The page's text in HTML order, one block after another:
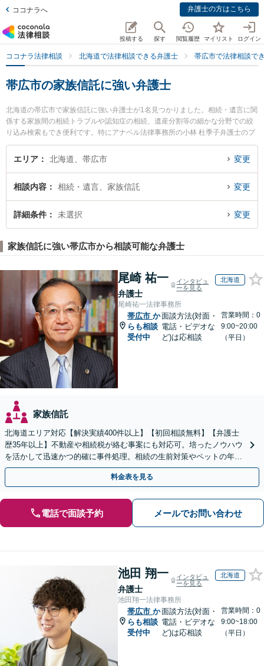
ココナラへ 弁護士の方はこちら
投稿する 探す 閲覧履歴 マイリスト ログイン
ココナラ法律相談 北海道で法律相談できる弁護士 帯広市で法律相談で
帯広市の家族信託に強い弁護士
北海道の帯広市で家族信託に強い弁護士が1名見つかりました。相続・遺言に関
係する家族間の相続トラブルや認知症の相続、遺産分割等の細かな分野での絞
り込み検索もでき便利です。特にアナベル法律事務所の小林 杜季子弁護士のプ
ロフィール情報や弁護士費用、強みなどが注目されています。『帯広市で土日
や夜間に発生した家族信託のトラブルを今すぐに弁護士に相談したい』『家族
りの相談者さんにおすすめです。
エリア 北海道、帯広市 変更
相談内容 相続・遺言、家族信託 変更
詳細条件 未選択 変更
家族信託に強い帯広市から相談可能な弁護士
尾崎 祐一
弁護士
インタビュ
ーを見る
北海道
尾崎祐一法律事務所
帯広市 か
らも相談
受付中
面談方法(対面・
電話・ビデオな
ど)は応相談
営業時間：0
9:00~20:00
（平日）
家族信託
北海道エリア対応【解決実績400件以上】【初回相談無料】【弁護士
歴35年以上】不動産や相続税が絡む事案にも対応可。培ったノウハウ
を活かして迅速かつ的確に事件処理。相続の生前対策やペットの年金
システムもお任せ【完全個室】【自衛隊前駅8分】
料金表を見る
電話で面談予約 メールでお問い合わせ
池田 翔一
弁護士
インタビュ
ーを見る
北海道
池田翔一法律事務所
帯広市 か
らも相談
受付中
面談方法(対面・
電話・ビデオな
ど)は応相談
営業時間：0
9:00~18:00
（平日）